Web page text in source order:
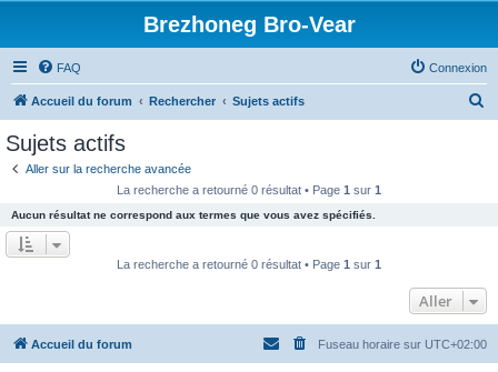
Brezhoneg Bro-Vear
FAQ Connexion
Accueil du forum Rechercher Sujets actifs
e
r
Sujets actifs
Aller sur la recherche avancée
La recherche a retourné 0 résultat • Page 1 sur 1
Aucun résultat ne correspond aux termes que vous avez spécifiés.
La recherche a retourné 0 résultat • Page 1 sur 1
Aller
Accueil du forum Fuseau horaire sur UTC+02:00